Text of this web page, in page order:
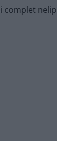
complet